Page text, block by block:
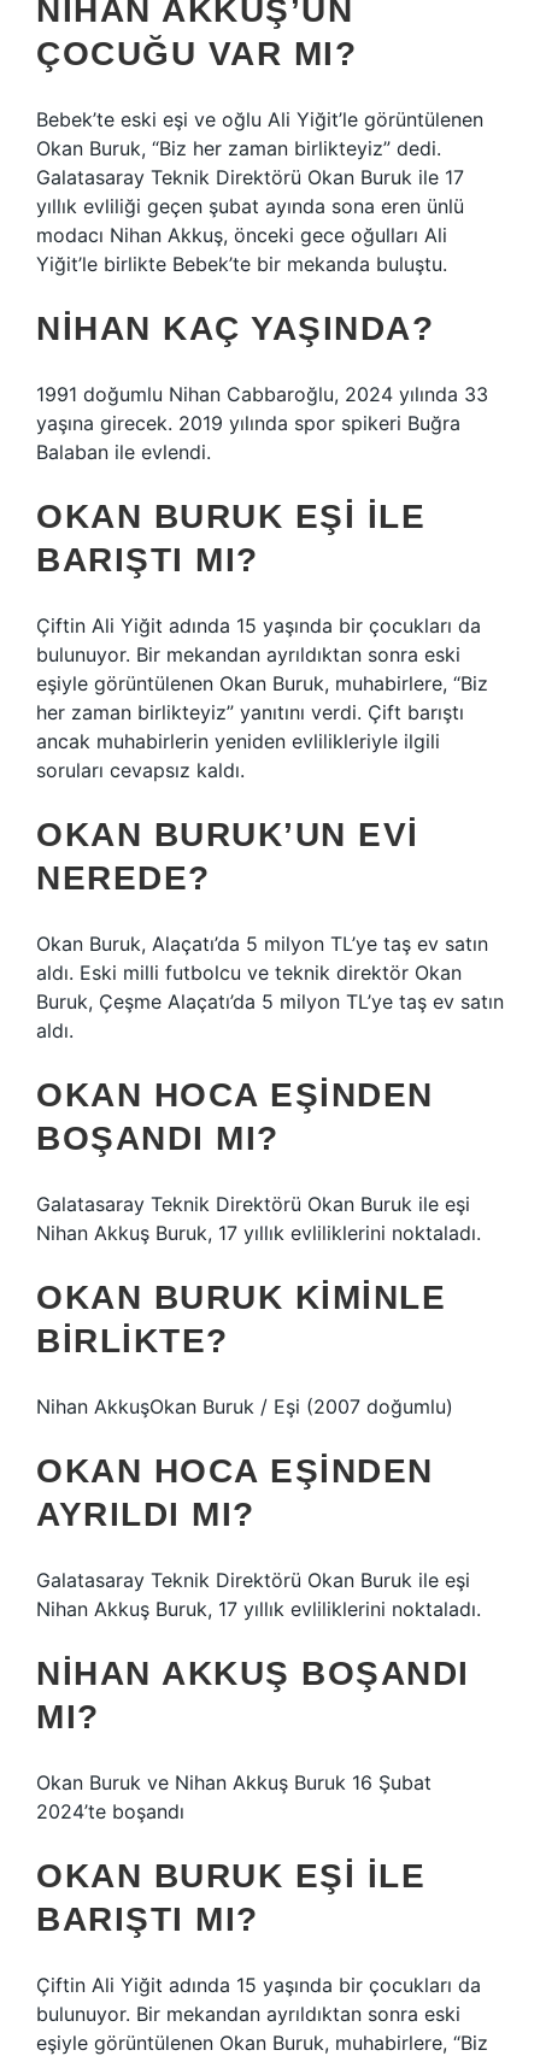
NIHAN AKKUŞ’UN
ÇOCUĞU VAR MI?
Bebek’te eski eşi ve oğlu Ali Yiğit’le görüntülenen
Okan Buruk, “Biz her zaman birlikteyiz” dedi.
Galatasaray Teknik Direktörü Okan Buruk ile 17
yıllık evliliği geçen şubat ayında sona eren ünlü
modacı Nihan Akkuş, önceki gece oğulları Ali
Yiğit’le birlikte Bebek’te bir mekanda buluştu.
NIHAN KAÇ YAŞINDA?
1991 doğumlu Nihan Cabbaroğlu, 2024 yılında 33
yaşına girecek. 2019 yılında spor spikeri Buğra
Balaban ile evlendi.
OKAN BURUK EŞI ILE
BARIŞTI MI?
Çiftin Ali Yiğit adında 15 yaşında bir çocukları da
bulunuyor. Bir mekandan ayrıldıktan sonra eski
eşiyle görüntülenen Okan Buruk, muhabirlere, “Biz
her zaman birlikteyiz” yanıtını verdi. Çift barıştı
ancak muhabirlerin yeniden evlilikleriyle ilgili
soruları cevapsız kaldı.
OKAN BURUK’UN EVI
NEREDE?
Okan Buruk, Alaçatı’da 5 milyon TL’ye taş ev satın
aldı. Eski milli futbolcu ve teknik direktör Okan
Buruk, Çeşme Alaçatı’da 5 milyon TL’ye taş ev satın
aldı.
OKAN HOCA EŞINDEN
BOŞANDI MI?
Galatasaray Teknik Direktörü Okan Buruk ile eşi
Nihan Akkuş Buruk, 17 yıllık evliliklerini noktaladı.
OKAN BURUK KIMINLE
BIRLIKTE?
Nihan AkkuşOkan Buruk / Eşi (2007 doğumlu)
OKAN HOCA EŞINDEN
AYRILDI MI?
Galatasaray Teknik Direktörü Okan Buruk ile eşi
Nihan Akkuş Buruk, 17 yıllık evliliklerini noktaladı.
NIHAN AKKUŞ BOŞANDI
MI?
Okan Buruk ve Nihan Akkuş Buruk 16 Şubat
2024’te boşandı
OKAN BURUK EŞI ILE
BARIŞTI MI?
Çiftin Ali Yiğit adında 15 yaşında bir çocukları da
bulunuyor. Bir mekandan ayrıldıktan sonra eski
eşiyle görüntülenen Okan Buruk, muhabirlere, “Biz